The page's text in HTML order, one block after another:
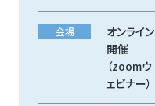
会場
オンライン
開催
（zoomウ
ェビナー）